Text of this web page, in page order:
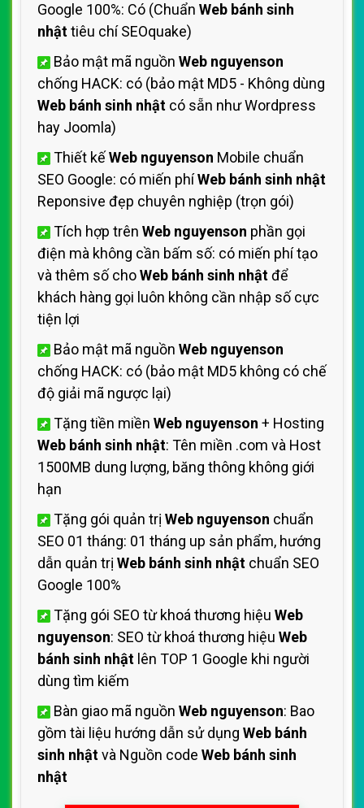
Google 100%: Có (Chuẩn Web bánh sinh
nhậttiêu chí SEOquake)
Bảo mật mã nguồn Web nguyenson
chống HACK: có (bảo mật MD5 - Không dùng
Web bánh sinh nhật có sẵn như Wordpress
hay Joomla)
Thiết kếWeb nguyenson Mobile chuẩn
SEO Google: có miến phíWeb bánh sinh nhật
Reponsive đẹp chuyên nghiệp (trọn gói)
Tích hợp trên Web nguyenson phần gọi
điện mà không cần bấm số: có miến phí tạo
và thêm số choWeb bánh sinh nhậtđể
khách hàng gọi luôn không cần nhập số cực
tiện lợi
Bảo mật mã nguồn Web nguyenson
chống HACK: có (bảo mật MD5 không có chế
độ giải mã ngược lại)
Tặng tiền miền Web nguyenson + Hosting
Web bánh sinh nhật: Tên miền .com và Host
1500MB dung lượng, băng thông không giới
hạn
Tặng gói quản trị Web nguyenson chuẩn
SEO 01 tháng: 01 tháng up sản phẩm, hướng
dẫn quản trị Web bánh sinh nhật chuẩn SEO
Google 100%
Tặng gói SEO từ khoá thương hiệu Web
nguyenson: SEO từ khoá thương hiệu Web
bánh sinh nhật lên TOP 1 Google khi người
dùng tìm kiếm
Bàn giao mã nguồn Web nguyenson: Bao
gồm tài liệu hướng dẫn sử dụng Web bánh
sinh nhậtvà Nguồn code Web bánh sinh
nhật